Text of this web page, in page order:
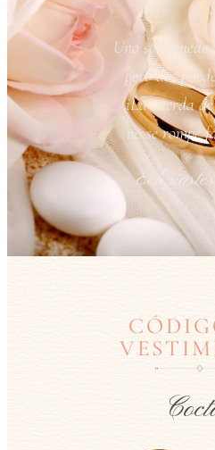
Uno solo
pero dos
iLa cuerda
no se rompe